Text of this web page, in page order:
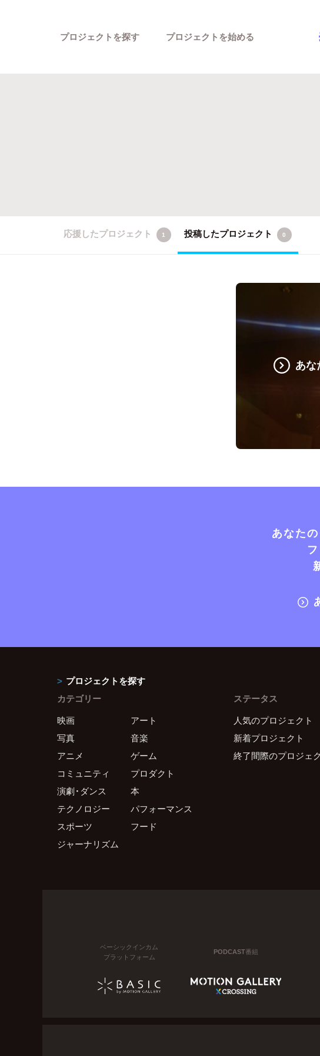
プロジェクトを探す プロジェクトを始める
応援したプロジェクト 1 投稿したプロジェクト 0
あな
あなた
プロジェクトを探す
カテゴリー
映画
アート
写真
音楽
アニメ
ゲーム
コミュニティ
プロダクト
演劇・ダンス
本
テクノロジー
パフォーマンス
スポーツ
フード
ジャーナリズム
ステータス
人気のプロジェクト
新着プロジェクト
終了間際のプロジェ
ベーシックインカム
プラットフォーム
PODCAST番組